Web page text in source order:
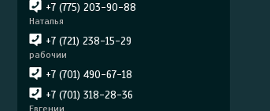
+7 (775) 203-90-88
Наталья
+7 (721) 238-15-29
рабочии
+7 (701) 490-67-18
+7 (701) 318-28-36
Евгении